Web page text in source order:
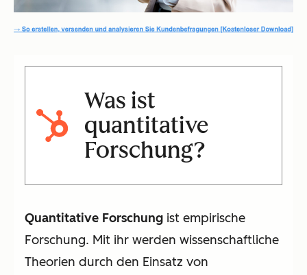
Was ist
quantitative
Forschung?
Quantitative Forschung ist empirische
Forschung. Mit ihr werden wissenschaftliche
Theorien durch den Einsatz von